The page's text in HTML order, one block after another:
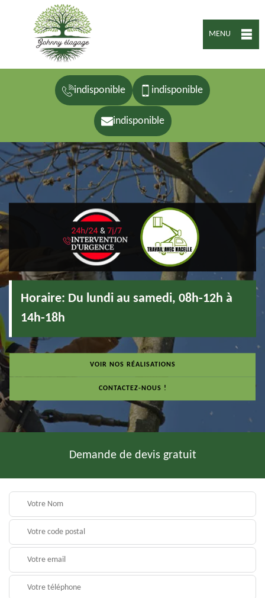
MENU
indisponible indisponible
indisponible
Horaire: Du lundi au samedi, 08h-12h à
14h-18h
VOIR NOS RÉALISATIONS
CONTACTEZ-NOUS !
Demande de devis gratuit